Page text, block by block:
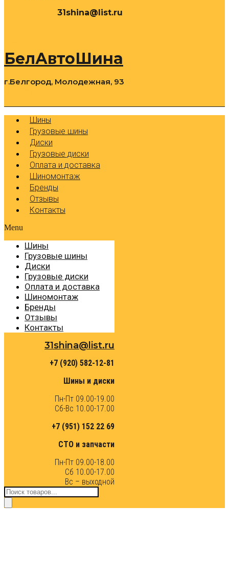
31shina@list.ru
БелАвтоШина
г.Белгород, Молодежная, 93
Шины
Грузовые шины
Диски
Грузовые диски
Оплата и доставка
Шиномонтаж
Бренды
Отзывы
Контакты
Menu
Шины
Грузовые шины
Диски
Грузовые диски
Оплата и доставка
Шиномонтаж
Бренды
Отзывы
Контакты
31shina@list.ru
+7 (920) 582-12-81
Шины и диски
Пн-Пт 09.00-19.00
Сб-Вс 10.00-17.00
+7 (951) 152 22 69
СТО и запчасти
Пн-Пт 09.00-18.00
Сб 10.00-17.00
Вс – выходной
Поиск
товаров